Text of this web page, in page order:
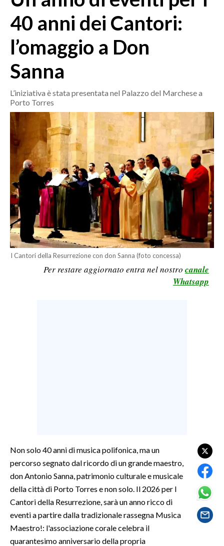
MEDIO CAMPIDANO
ORISTANO E PROVINCIA
GALLURA
NUORO E PROVINCIA
OGLIASTRA
AGENDA
CRONACA
ITALIA
MONDO
POLITICA
ECONOMIA
SERVIZI ALLE IMPRESE
LAVORO
BANDI
SPETTACOLI
GOSSIP
SALUTE
SARDEGNA TURISMO
40 anni dei Cantori:
l’omaggio a Don
Sanna
L’iniziativa è stata presentata nel Palazzo del Marchese a
Porto Torres
I Cantori della Resurrezione con don Sanna (foto concessa)
Per restare aggiornato entra nel nostro canale
Whatsapp
Non solo 40 anni di musica polifonica, ma un
percorso segnato dal ricordo di un grande maestro,
don Antonio Sanna, patrimonio culturale e musicale
della città di Porto Torres e non solo. Il 2026 per I
Cantori della Resurrezione, sarà un anno ricco di
eventi a partire dalla tradizionale rassegna Musica
Maestro!: l'associazione corale celebra il
quarantesimo anniversario della propria